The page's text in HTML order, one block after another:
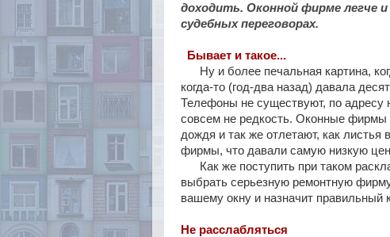
доходить. Оконной фирме легче
судебных переговорах.
Бывает и такое...
Ну и более печальная картина,
когда-то (год-два назад) давала
Телефоны не существуют, по адресу
совсем не редкость. Оконные фирмы
дождя и так же отлетают, как
фирмы, что давали самую низкую
Как же поступить при таком
выбрать серьезную ремонтную
вашему окну и назначит правильный
Не расслабляться